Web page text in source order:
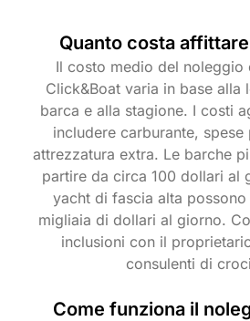
Quanto costa
Il costo medio del noleggio
Click&Boat varia in base alla
barca e alla stagione. I costi
includere carburante,
attrezzatura extra. Le barche
partire da circa 100 dollari al
yacht di fascia alta
migliaia di dollari al giorno.
inclusioni con il
consulenti di
Come funziona il